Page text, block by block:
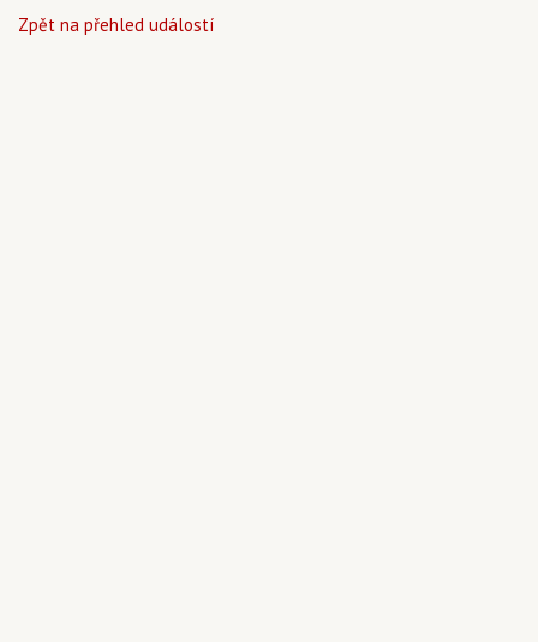
Zpět na přehled událostí